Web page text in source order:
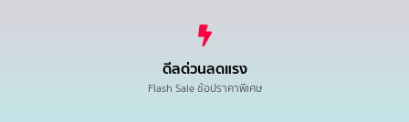
ดีลด่วนลดแรง
Flash Sale ช้อปราคาพิเศษ